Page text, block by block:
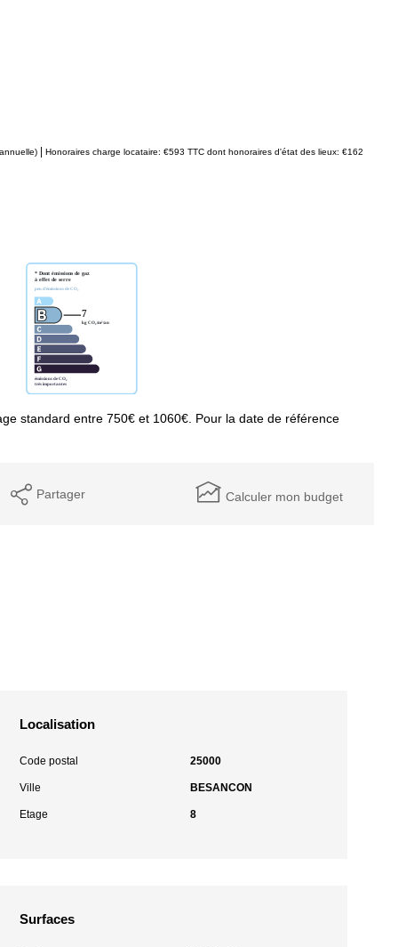
Honoraires charge locataire: €593 TTC dont honoraires d'état des lieux: €162
standard entre 750€ et 1060€. Pour la date de référence
Partager Calculer mon budget
Localisation
Code postal 25000
Ville BESANCON
Etage 8
Surfaces